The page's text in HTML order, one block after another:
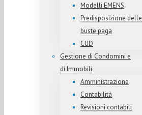
Modelli EMENS
Predisposizione delle
buste paga
CUD
Gestione di Condomini e
di Immobili
Amministrazione
Contabilità
Revisioni contabili